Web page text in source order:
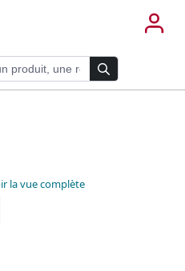
produits
la vue complète